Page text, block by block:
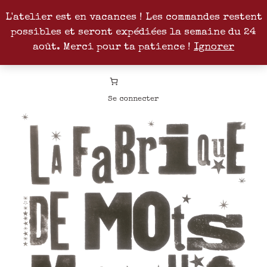
L'atelier est en vacances ! Les commandes restent
possibles et seront expédiées la semaine du 24
août. Merci pour ta patience ! Ignorer
InstagramPinterest Patreon
Se connecter